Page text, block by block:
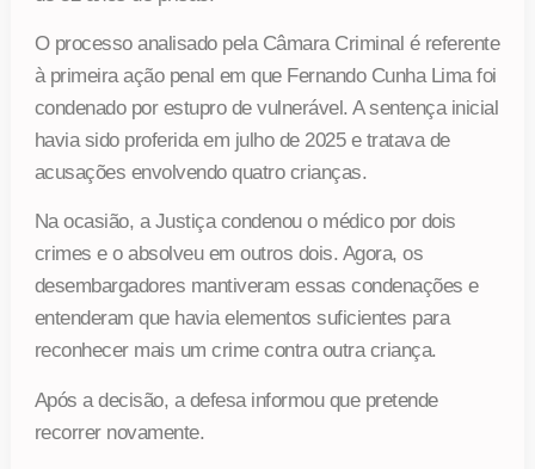
O processo analisado pela Câmara Criminal é referente
à primeira ação penal em que Fernando Cunha Lima foi
condenado por estupro de vulnerável. A sentença inicial
havia sido proferida em julho de 2025 e tratava de
acusações envolvendo quatro crianças.
Na ocasião, a Justiça condenou o médico por dois
crimes e o absolveu em outros dois. Agora, os
desembargadores mantiveram essas condenações e
entenderam que havia elementos suficientes para
reconhecer mais um crime contra outra criança.
Após a decisão, a defesa informou que pretende
recorrer novamente.